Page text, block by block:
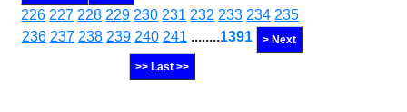
226 227 228 229 230 231 232 233 234 235
236 237 238 239 240 241 ........1391 > Next
>> Last >>